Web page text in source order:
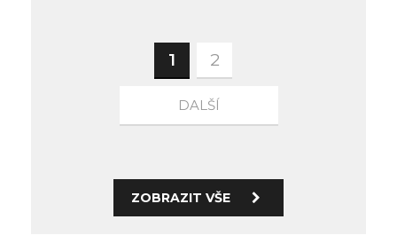
1 2
DALŠÍ
ZOBRAZIT VŠE